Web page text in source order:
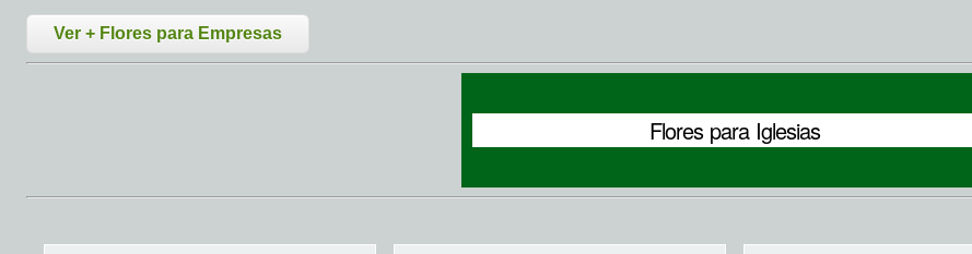
Ver + Flores para Empresas
Flores para Iglesias